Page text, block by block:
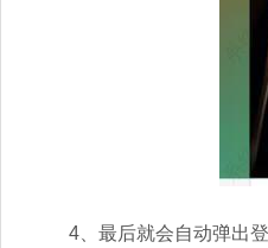
4、最后就会自动弹出登